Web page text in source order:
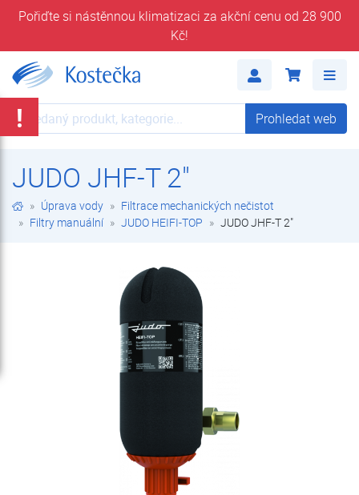
Pořiďte si nástěnnou klimatizaci za akční cenu od 28 900
Kč!
Prohledat web Prohledat web
JUDO JHF-T 2"
Úprava vody
Filtrace mechanických nečistot
Filtry manuální
JUDO HEIFI-TOP JUDO JHF-T 2"
!